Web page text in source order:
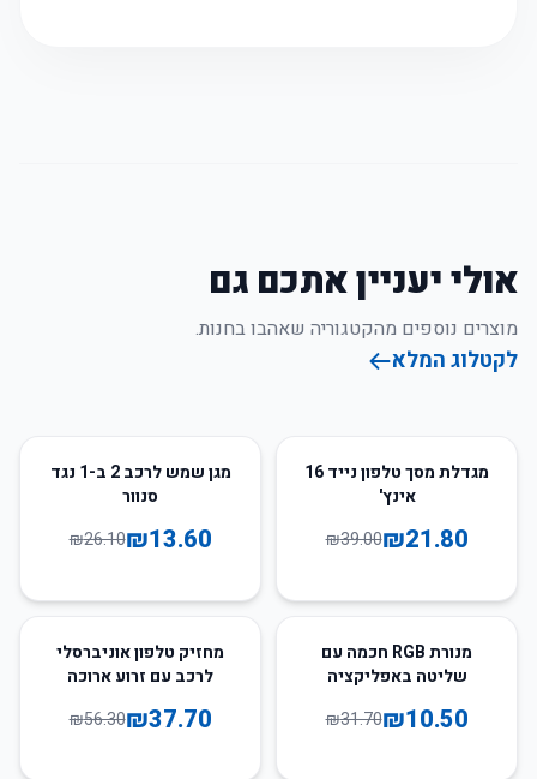
אולי יעניין אתכם גם
מוצרים נוספים מהקטגוריה שאהבו בחנות.
לקטלוג המלא
44%
מגדלת מסך טלפון נייד 16
אינץ'
₪21.80
₪39.00
48
מגן שמש לרכב 2 ב-1 נגד
סנוור
₪13.60
₪26.10
67
מנורת RGB חכמה עם
שליטה באפליקציה
₪10.50
₪31.70
33
מחזיק טלפון אוניברסלי
לרכב עם זרוע ארוכה
₪37.70
₪56.30